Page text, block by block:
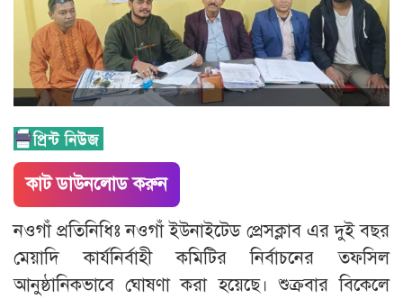
কাট ডাউনলোড করুন
নওগাঁ প্রতিনিধিঃ নওগাঁ ইউনাইটেড প্রেসক্লাব এর দুই বছর
মেয়াদি কার্যনির্বাহী কমিটির নির্বাচনের তফসিল
আনুষ্ঠানিকভাবে ঘোষণা করা হয়েছে। শুক্রবার বিকেলে